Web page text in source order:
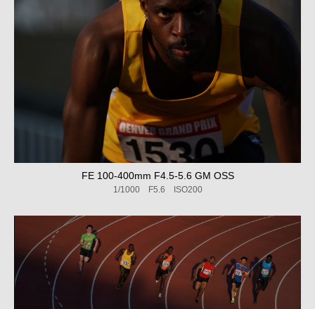
FE 100-400mm F4.5-5.6 GM OSS
1/1000 F5.6 ISO200